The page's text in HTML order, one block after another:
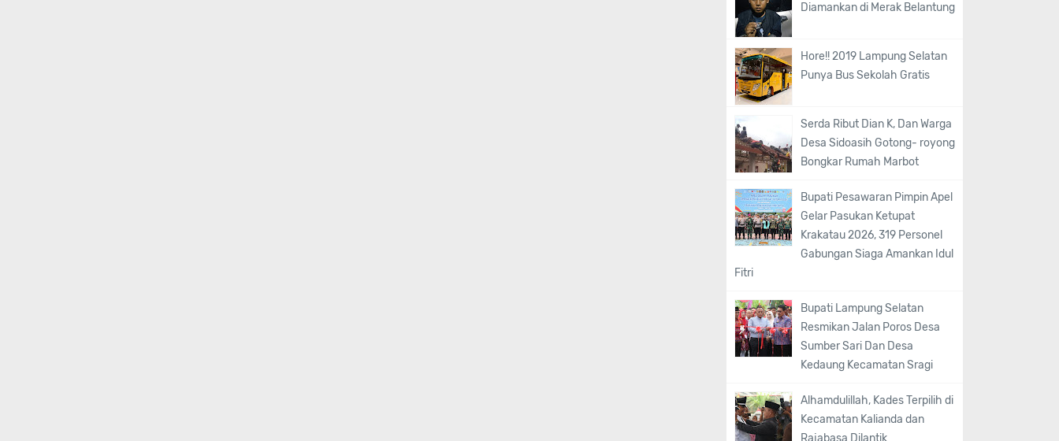
Diamankan di Merak Belantung
Hore!! 2019 Lampung Selatan
Punya Bus Sekolah Gratis
Serda Ribut Dian K, Dan Warga
Desa Sidoasih Gotong- royong
Bongkar Rumah Marbot
Bupati Pesawaran Pimpin Apel
Gelar Pasukan Ketupat
Krakatau 2026, 319 Personel
Gabungan Siaga Amankan Idul
Fitri
Bupati Lampung Selatan
Resmikan Jalan Poros Desa
Sumber Sari Dan Desa
Kedaung Kecamatan Sragi
Alhamdulillah, Kades Terpilih di
Kecamatan Kalianda dan
Rajabasa Dilantik